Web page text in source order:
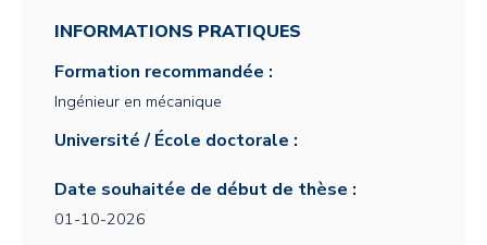
INFORMATIONS PRATIQUES
Formation recommandée :
Ingénieur en mécanique
Université / École doctorale :
Date souhaitée de début de thèse :
01-10-2026